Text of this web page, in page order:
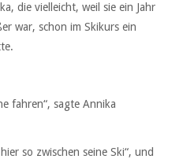
die vielleicht, weil sie ein Jahr
war, schon im Skikurs ein
fahren“, sagte Annika
so zwischen seine Ski“, und